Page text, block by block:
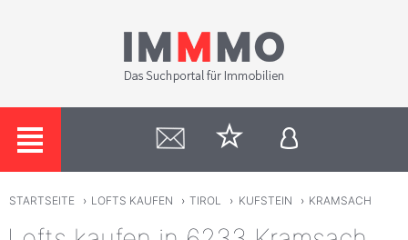
STARTSEITE › LOFTS KAUFEN › TIROL › KUFSTEIN › KRAMSACH